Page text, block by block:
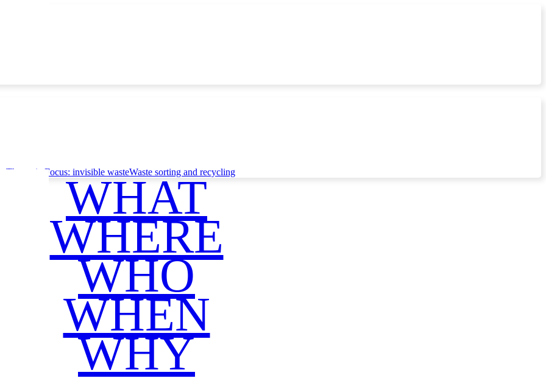
Thematic Focus: invisible wasteWaste sorting and recycling
WHAT
WHERE
WHO
WHEN
WHY